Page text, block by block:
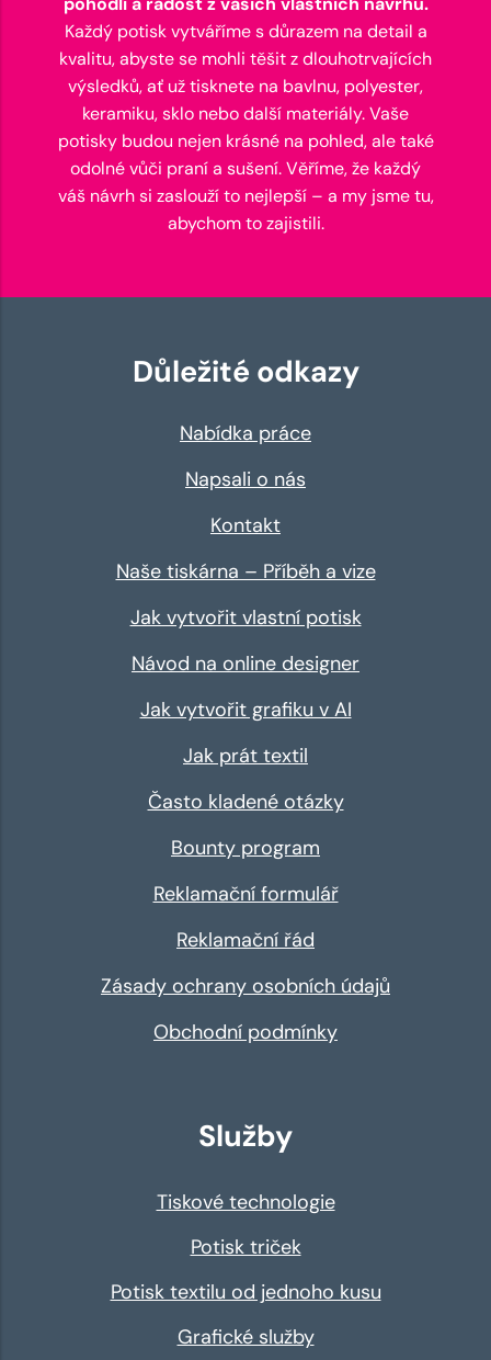
Každý potisk vytváříme s důrazem na detail a
kvalitu, abyste se mohli těšit z dlouhotrvajících
výsledků, ať už tisknete na bavlnu, polyester,
keramiku, sklo nebo další materiály. Vaše
potisky budou nejen krásné na pohled, ale také
odolné vůči praní a sušení. Věříme, že každý
váš návrh si zaslouží to nejlepší – a my jsme tu,
abychom to zajistili.
Důležité odkazy
Nabídka práce
Napsali o nás
Kontakt
Naše tiskárna – Příběh a vize
Jak vytvořit vlastní potisk
Návod na online designer
Jak vytvořit grafiku v AI
Jak prát textil
Často kladené otázky
Bounty program
Reklamační formulář
Reklamační řád
Zásady ochrany osobních údajů
Obchodní podmínky
Služby
Tiskové technologie
Potisk triček
Potisk textilu od jednoho kusu
Grafické služby